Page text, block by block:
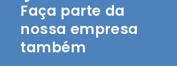
Faça parte da
nossa empresa
também